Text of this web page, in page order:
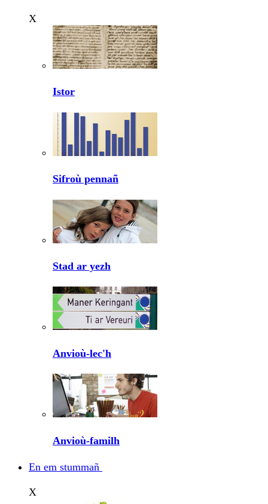
X
Istor
Sifroù pennañ
Stad ar yezh
Anvioù-lec'h
Anvioù-familh
En em stummañ
X